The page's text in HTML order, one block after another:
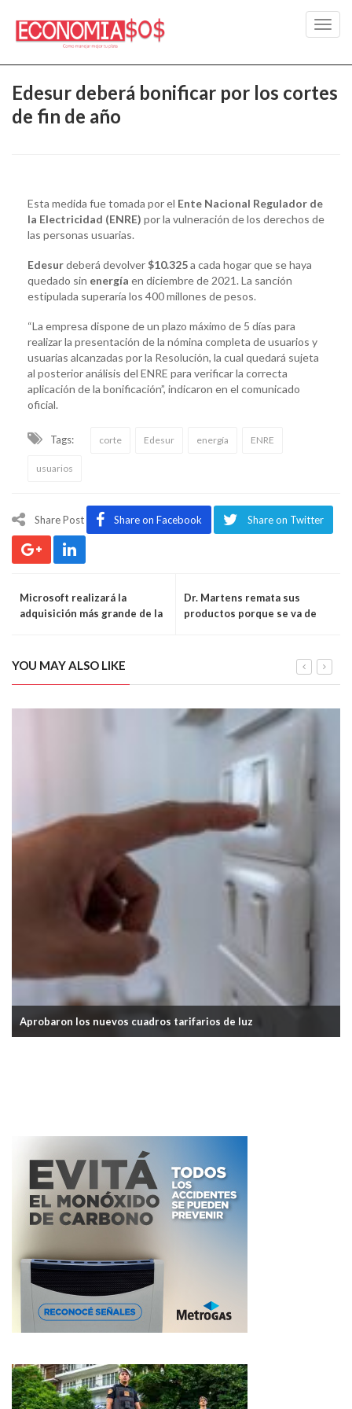
Edesur deberá bonificar por los cortes
de fin de año
Esta medida fue tomada por el Ente Nacional Regulador de
la Electricidad (ENRE) por la vulneración de los derechos de
las personas usuarias.
Edesurdeberá devolver$10.325a cada hogar que se haya
quedado sin energía en diciembre de 2021. La sanción
estipulada superaría los 400 millones de pesos.
“La empresa dispone de un plazo máximo de 5 días para
realizar la presentación de la nómina completa de usuarios y
usuarias alcanzadas por la Resolución, la cual quedará sujeta
al posterior análisis del ENRE para verificar la correcta
aplicación de la bonificación”, indicaron en el comunicado
oficial.
Tags: corte Edesur energía ENRE
usuarios
Share Post Share on Facebook Share on Twitter
Microsoft realizará la
adquisición más grande de la
Dr. Martens remata sus
productos porque se va de
YOU MAY ALSO LIKE
En noviembre, aumentarán las tarifas de luz